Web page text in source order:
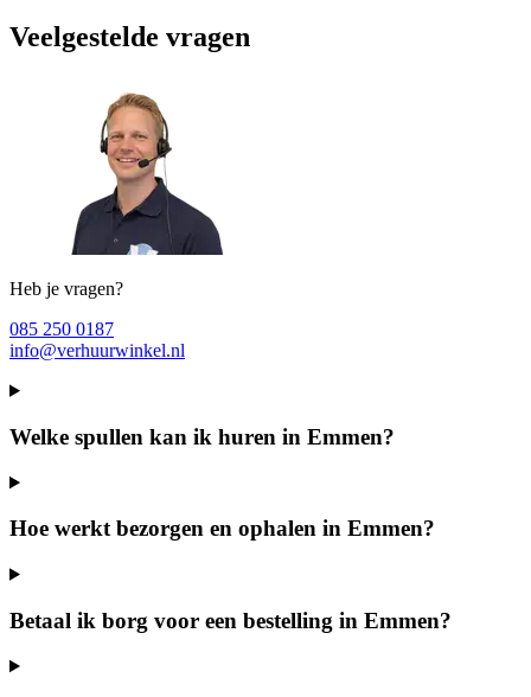
Veelgestelde vragen
Heb je vragen?
085 250 0187
info@verhuurwinkel.nl
Welke spullen kan ik huren in Emmen?
Hoe werkt bezorgen en ophalen in Emmen?
Betaal ik borg voor een bestelling in Emmen?